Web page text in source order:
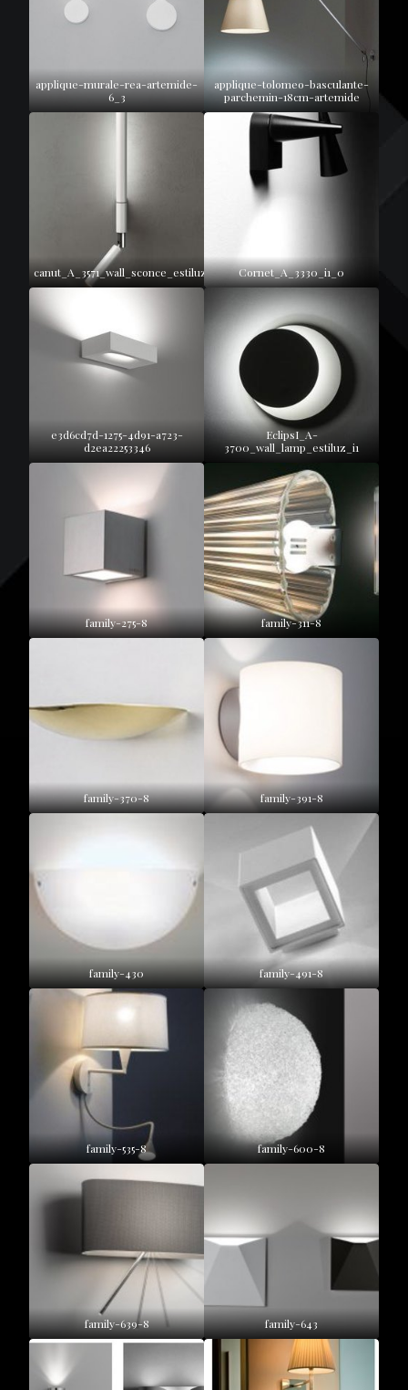
applique-murale-rea-artemide-
6_3
applique-tolomeo-basculante-
parchemin-18cm-artemide
canut_A_3571_wall_sconce_estiluz_i1 Cornet_A_3330_i1_0
e3d6cd7d-1275-4d91-a723-
d2ea22253346
EclipsI_A-
3700_wall_lamp_estiluz_i1
family-275-8 family-311-8
family-370-8 family-391-8
family-430 family-491-8
family-535-8 family-600-8
family-639-8 family-643